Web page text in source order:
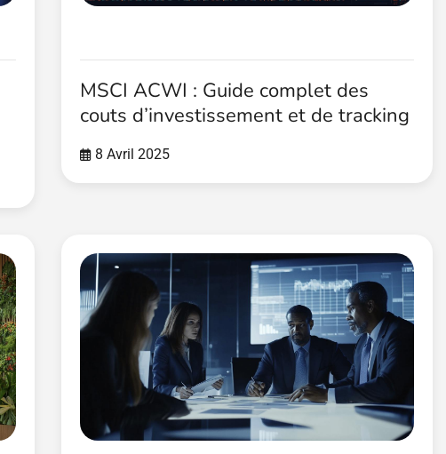
MSCI ACWI : Guide complet des
couts d’investissement et de tracking
8 Avril 2025